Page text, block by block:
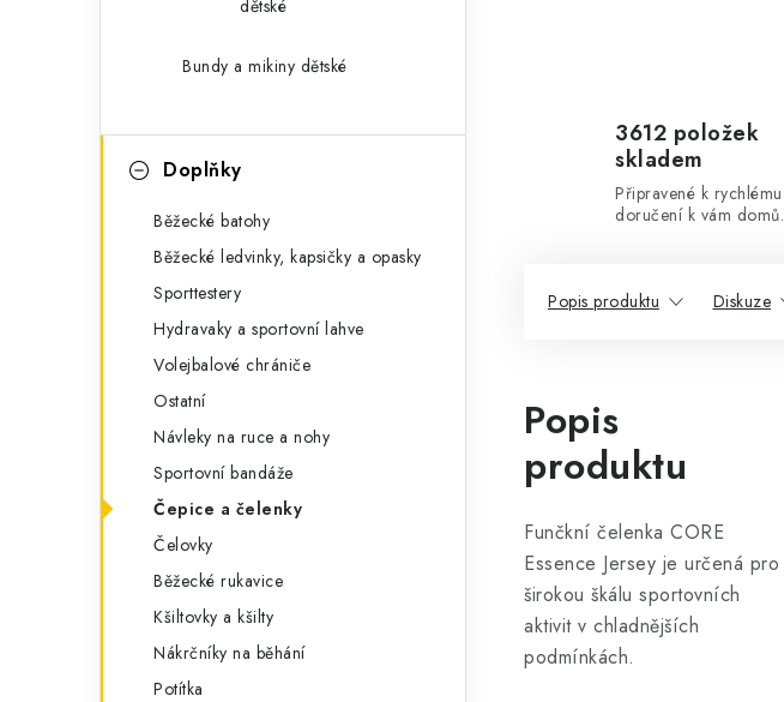
dětské
Bundy a mikiny dětské
Doplňky
Běžecké batohy
Běžecké ledvinky, kapsičky a opasky
Sporttestery
Hydravaky a sportovní lahve
Volejbalové chrániče
Ostatní
Návleky na ruce a nohy
Sportovní bandáže
Čepice a čelenky
Čelovky
Běžecké rukavice
Kšiltovky a kšilty
Nákrčníky na běhání
Potítka
3612 položek
skladem
Připravené k rychlému
doručení k vám domů.
Popis produktu Diskuze
Popis
produktu
Funčkní čelenka CORE
Essence Jersey je určená pro
širokou škálu sportovních
aktivit v chladnějších
podmínkách.